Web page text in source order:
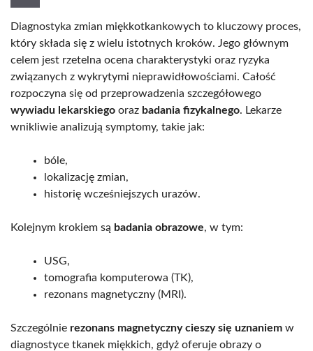
Diagnostyka zmian miękkotkankowych to kluczowy proces,
który składa się z wielu istotnych kroków. Jego głównym
celem jest rzetelna ocena charakterystyki oraz ryzyka
związanych z wykrytymi nieprawidłowościami. Całość
rozpoczyna się od przeprowadzenia szczegółowego
wywiadu lekarskiego oraz badania fizykalnego. Lekarze
wnikliwie analizują symptomy, takie jak:
bóle,
lokalizację zmian,
historię wcześniejszych urazów.
Kolejnym krokiem są badania obrazowe, w tym:
USG,
tomografia komputerowa (TK),
rezonans magnetyczny (MRI).
Szczególnie rezonans magnetyczny cieszy się uznaniem w
diagnostyce tkanek miękkich, gdyż oferuje obrazy o